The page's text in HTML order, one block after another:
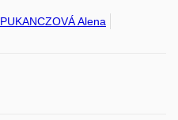
PUKANCZOVÁ Alena